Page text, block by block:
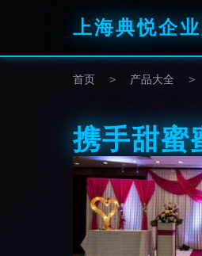
上海典悦企
首页 > 产品大全 >
携手甜